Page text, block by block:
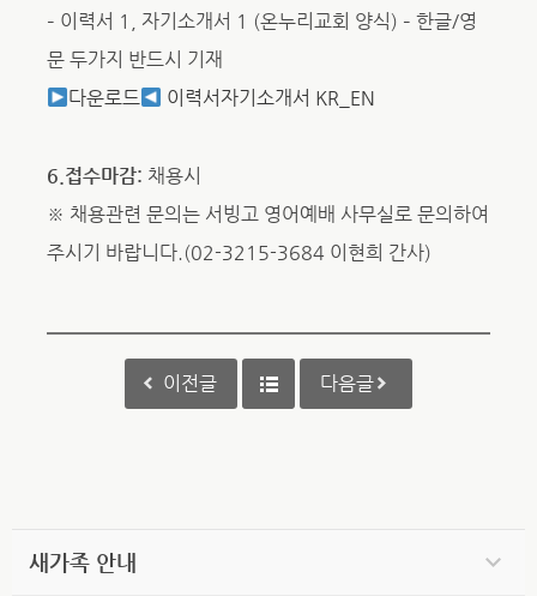
– 이력서 1, 자기소개서 1 (온누리교회 양식) – 한글/영
문 두가지 반드시 기재
다운로드
이력서자기소개서 KR_EN
6.접수마감: 채용시
※ 채용관련 문의는 서빙고 영어예배 사무실로 문의하여
주시기 바랍니다.(02-3215-3684 이현희 간사)
이전글 다음글
새가족 안내